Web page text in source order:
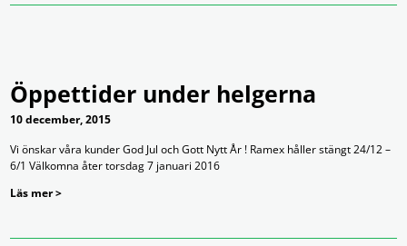
Öppettider under helgerna
10 december, 2015
Vi önskar våra kunder God Jul och Gott Nytt År ! Ramex håller stängt 24/12 –
6/1 Välkomna åter torsdag 7 januari 2016
Läs mer >